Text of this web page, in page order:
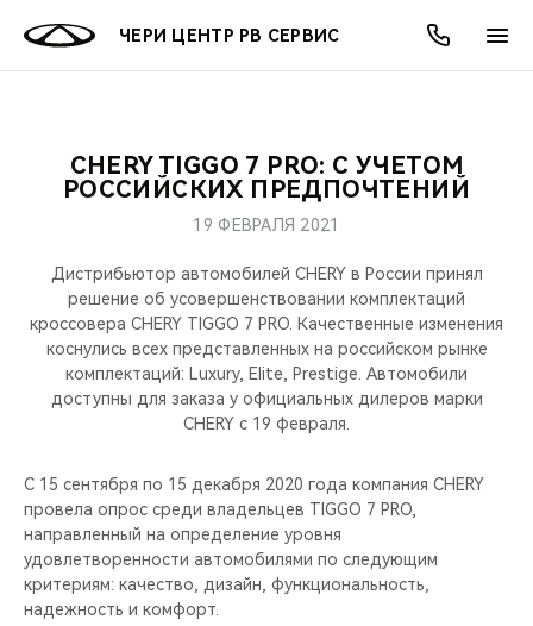
ЧЕРИ ЦЕНТР РВ СЕРВИС
МОДЕЛИ
КРОССОВЕРЫ
СЕДАНЫ
ПОКУПАТЕЛЯМ
КРЕДИТ И СТРАХОВАНИЕ
ВЛАДЕЛЬЦАМ
ЗАПЧАСТИ И АКСЕССУАРЫ
ПОДДЕРЖКА
МИР CHERY
О БРЕНДЕ
CHERY В СОЦСЕТЯХ
БЛАГОТВОРИТЕЛЬНОСТЬ
CHERY REMOTE
CHERY И СПОРТ
АКЦИИ
ОНЛАЙН СЕРВИСЫ
КРЕДИТ
О КОМПАНИИ
МЫ В СОЦСЕТЯХ
CHERY TIGGO 7 PRO: C УЧЕТОМ
РОССИЙСКИХ ПРЕДПОЧТЕНИЙ
19 ФЕВРАЛЯ 2021
Дистрибьютор автомобилей CHERY в России принял
решение об усовершенствовании комплектаций
кроссовера CHERY TIGGO 7 PRO. Качественные изменения
коснулись всех представленных на российском рынке
комплектаций: Luxury, Elite, Prestige. Автомобили
доступны для заказа у официальных дилеров марки
CHERY c 19 февраля.
С 15 сентября по 15 декабря 2020 года компания CHERY
провела опрос среди владельцев TIGGO 7 PRO,
направленный на определение уровня
удовлетворенности автомобилями по следующим
критериям: качество, дизайн, функциональность,
надежность и комфорт.